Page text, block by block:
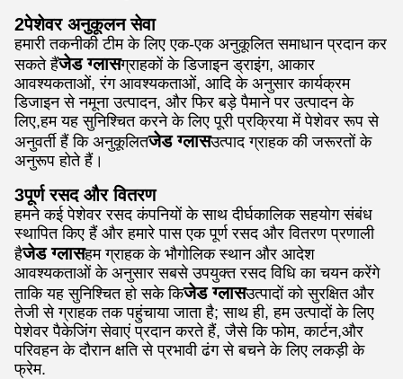
2पेशेवर अनुकूलन सेवा
हमारी तकनीकी टीम के लिए एक-एक अनुकूलित समाधान प्रदान कर
सकते हैंजेड ग्लासग्राहकों के डिजाइन ड्राइंग, आकार
आवश्यकताओं, रंग आवश्यकताओं, आदि के अनुसार कार्यक्रम
डिजाइन से नमूना उत्पादन, और फिर बड़े पैमाने पर उत्पादन के
लिए,हम यह सुनिश्चित करने के लिए पूरी प्रक्रिया में पेशेवर रूप से
अनुवर्ती हैं कि अनुकूलितजेड ग्लासउत्पाद ग्राहक की जरूरतों के
अनुरूप होते हैं।
3पूर्ण रसद और वितरण
हमने कई पेशेवर रसद कंपनियों के साथ दीर्घकालिक सहयोग संबंध
स्थापित किए हैं और हमारे पास एक पूर्ण रसद और वितरण प्रणाली
हैजेड ग्लासहम ग्राहक के भौगोलिक स्थान और आदेश
आवश्यकताओं के अनुसार सबसे उपयुक्त रसद विधि का चयन करेंगे
ताकि यह सुनिश्चित हो सके किजेड ग्लासउत्पादों को सुरक्षित और
तेजी से ग्राहक तक पहुंचाया जाता है; साथ ही, हम उत्पादों के लिए
पेशेवर पैकेजिंग सेवाएं प्रदान करते हैं, जैसे कि फोम, कार्टन,और
परिवहन के दौरान क्षति से प्रभावी ढंग से बचने के लिए लकड़ी के
फ्रेम.